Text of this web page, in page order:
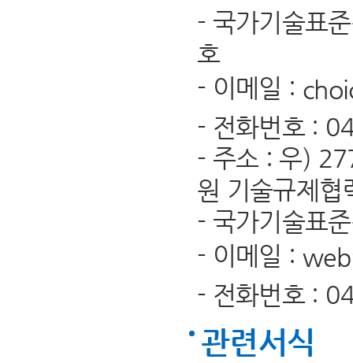
- 국가기술표
호
- 이메일 :
- 전화번호 :
- 주소 : 우)
원 기술규제협
- 국가기술표
- 이메일 :
- 전화번호 :
관련서식